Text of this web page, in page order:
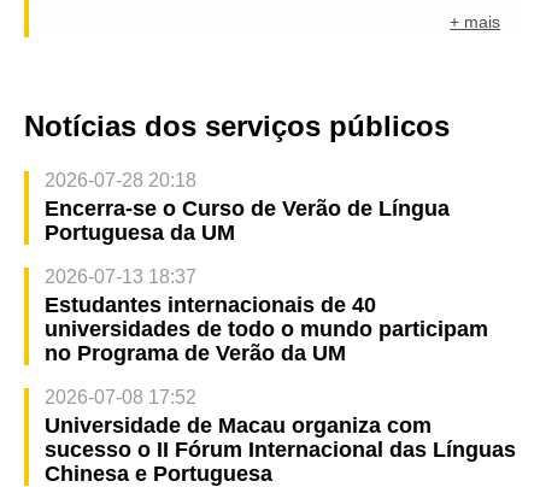
+ mais
Notícias dos serviços públicos
2026-07-28 20:18
Encerra-se o Curso de Verão de Língua
Portuguesa da UM
2026-07-13 18:37
Estudantes internacionais de 40
universidades de todo o mundo participam
no Programa de Verão da UM
2026-07-08 17:52
Universidade de Macau organiza com
sucesso o II Fórum Internacional das Línguas
Chinesa e Portuguesa